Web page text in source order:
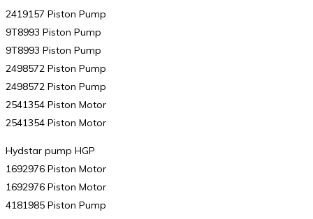
2419157 Piston Pump
9T8993 Piston Pump
9T8993 Piston Pump
2498572 Piston Pump
2498572 Piston Pump
2541354 Piston Motor
2541354 Piston Motor
Hydstar pump HGP
1692976 Piston Motor
1692976 Piston Motor
4181985 Piston Pump